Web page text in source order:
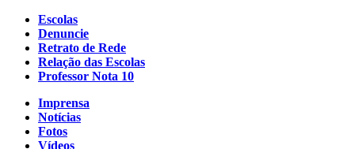
Escolas
Denuncie
Retrato de Rede
Relação das Escolas
Professor Nota 10
Imprensa
Notícias
Fotos
Vídeos